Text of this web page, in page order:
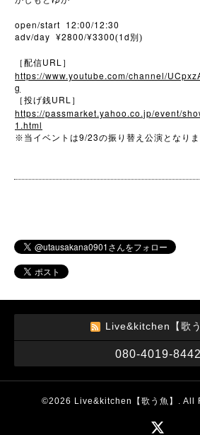
open/start 12:00/12:30
adv/day ¥2800/¥3300(1d 別)
［配信URL ］
https://www.youtube.com/channel/
g
［投げ銭URL ］
https://passmarket.yahoo.co.jp/event/
1.html
※ 当イベントは9/23の振り替え公演となり
Live&kitchen【歌
080-4019-8442
©2026 Live&kitchen【歌う魚】 . All